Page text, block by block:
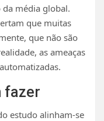
média global.
que muitas
que não são
as ameaças
fazer
estudo alinham-se